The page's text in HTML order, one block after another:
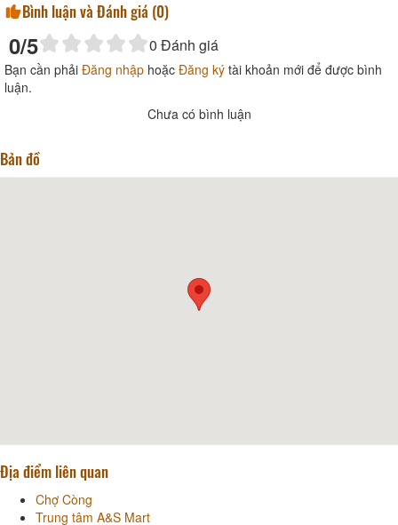
Bình luận và Đánh giá (0)
0/5 0 Đánh giá
Bạn cần phải Đăng nhập hoặc Đăng ký tài khoản mới để được bình
luận.
Chưa có bình luận
Bản đồ
Địa điểm liên quan
Chợ Còng
Trung tâm A&S Mart